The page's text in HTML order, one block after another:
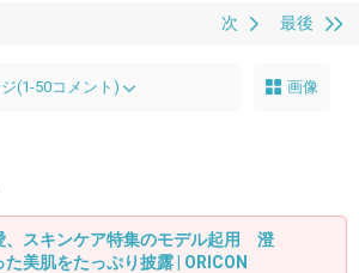
最後
次
(1-50コメント) 画像
、スキンケア特集のモデル起用 澄
た美肌をたっぷり披露 | ORICON